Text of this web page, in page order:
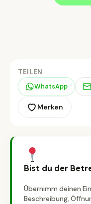
TEILEN
WhatsApp
Merken
Bist du der
Übernimm deinen
Beschreibung,